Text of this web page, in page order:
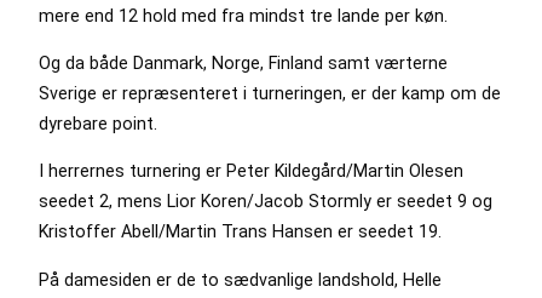
mere end 12 hold med fra mindst tre lande per køn.
Og da både Danmark, Norge, Finland samt værterne
Sverige er repræsenteret i turneringen, er der kamp om de
dyrebare point.
I herrernes turnering er Peter Kildegård/Martin Olesen
seedet 2, mens Lior Koren/Jacob Stormly er seedet 9 og
Kristoffer Abell/Martin Trans Hansen er seedet 19.
På damesiden er de to sædvanlige landshold, Helle